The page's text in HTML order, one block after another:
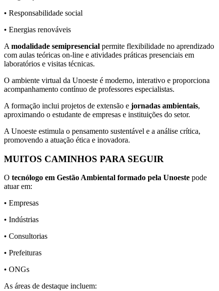
• Responsabilidade social
• Energias renováveis
A modalidade semipresencial permite flexibilidade no aprendizado
com aulas teóricas on-line e atividades práticas presenciais em
laboratórios e visitas técnicas.
O ambiente virtual da Unoeste é moderno, interativo e proporciona
acompanhamento contínuo de professores especialistas.
A formação inclui projetos de extensão e jornadas ambientais,
aproximando o estudante de empresas e instituições do setor.
A Unoeste estimula o pensamento sustentável e a análise crítica,
promovendo a atuação ética e inovadora.
MUITOS CAMINHOS PARA SEGUIR
O tecnólogo em Gestão Ambiental formado pela Unoeste pode
atuar em:
• Empresas
• Indústrias
• Consultorias
• Prefeituras
• ONGs
As áreas de destaque incluem: